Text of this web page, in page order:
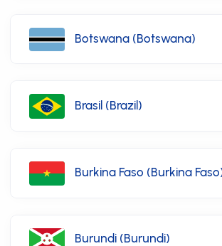
Botswana (Botswana)
Brasil (Brazil)
Burkina Faso (Burkina
Burundi (Burundi)